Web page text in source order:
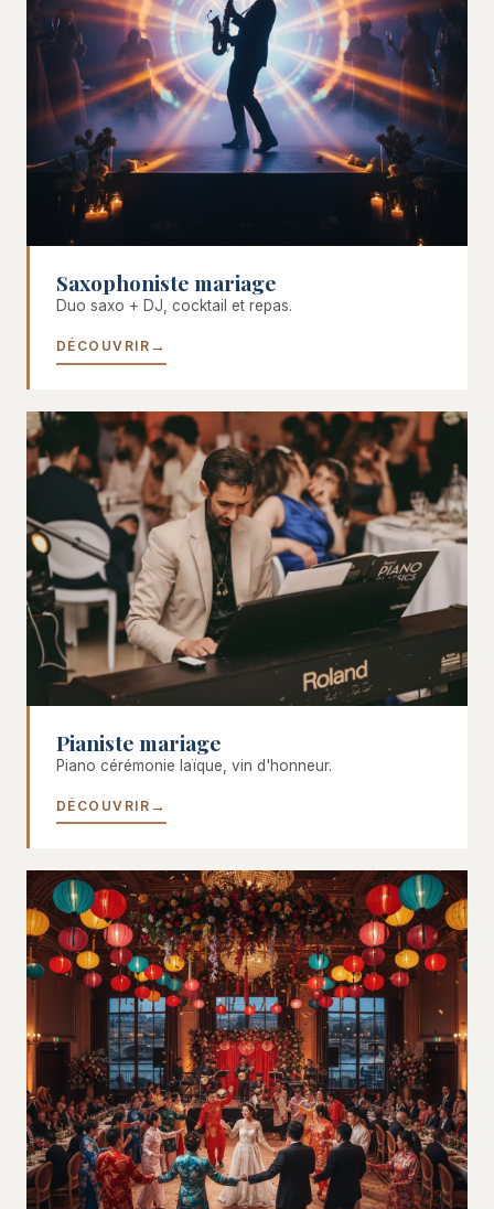
Saxophoniste mariage
Duo saxo + DJ, cocktail et repas.
DÉCOUVRIR
Pianiste mariage
Piano cérémonie laïque, vin d'honneur.
DÉCOUVRIR